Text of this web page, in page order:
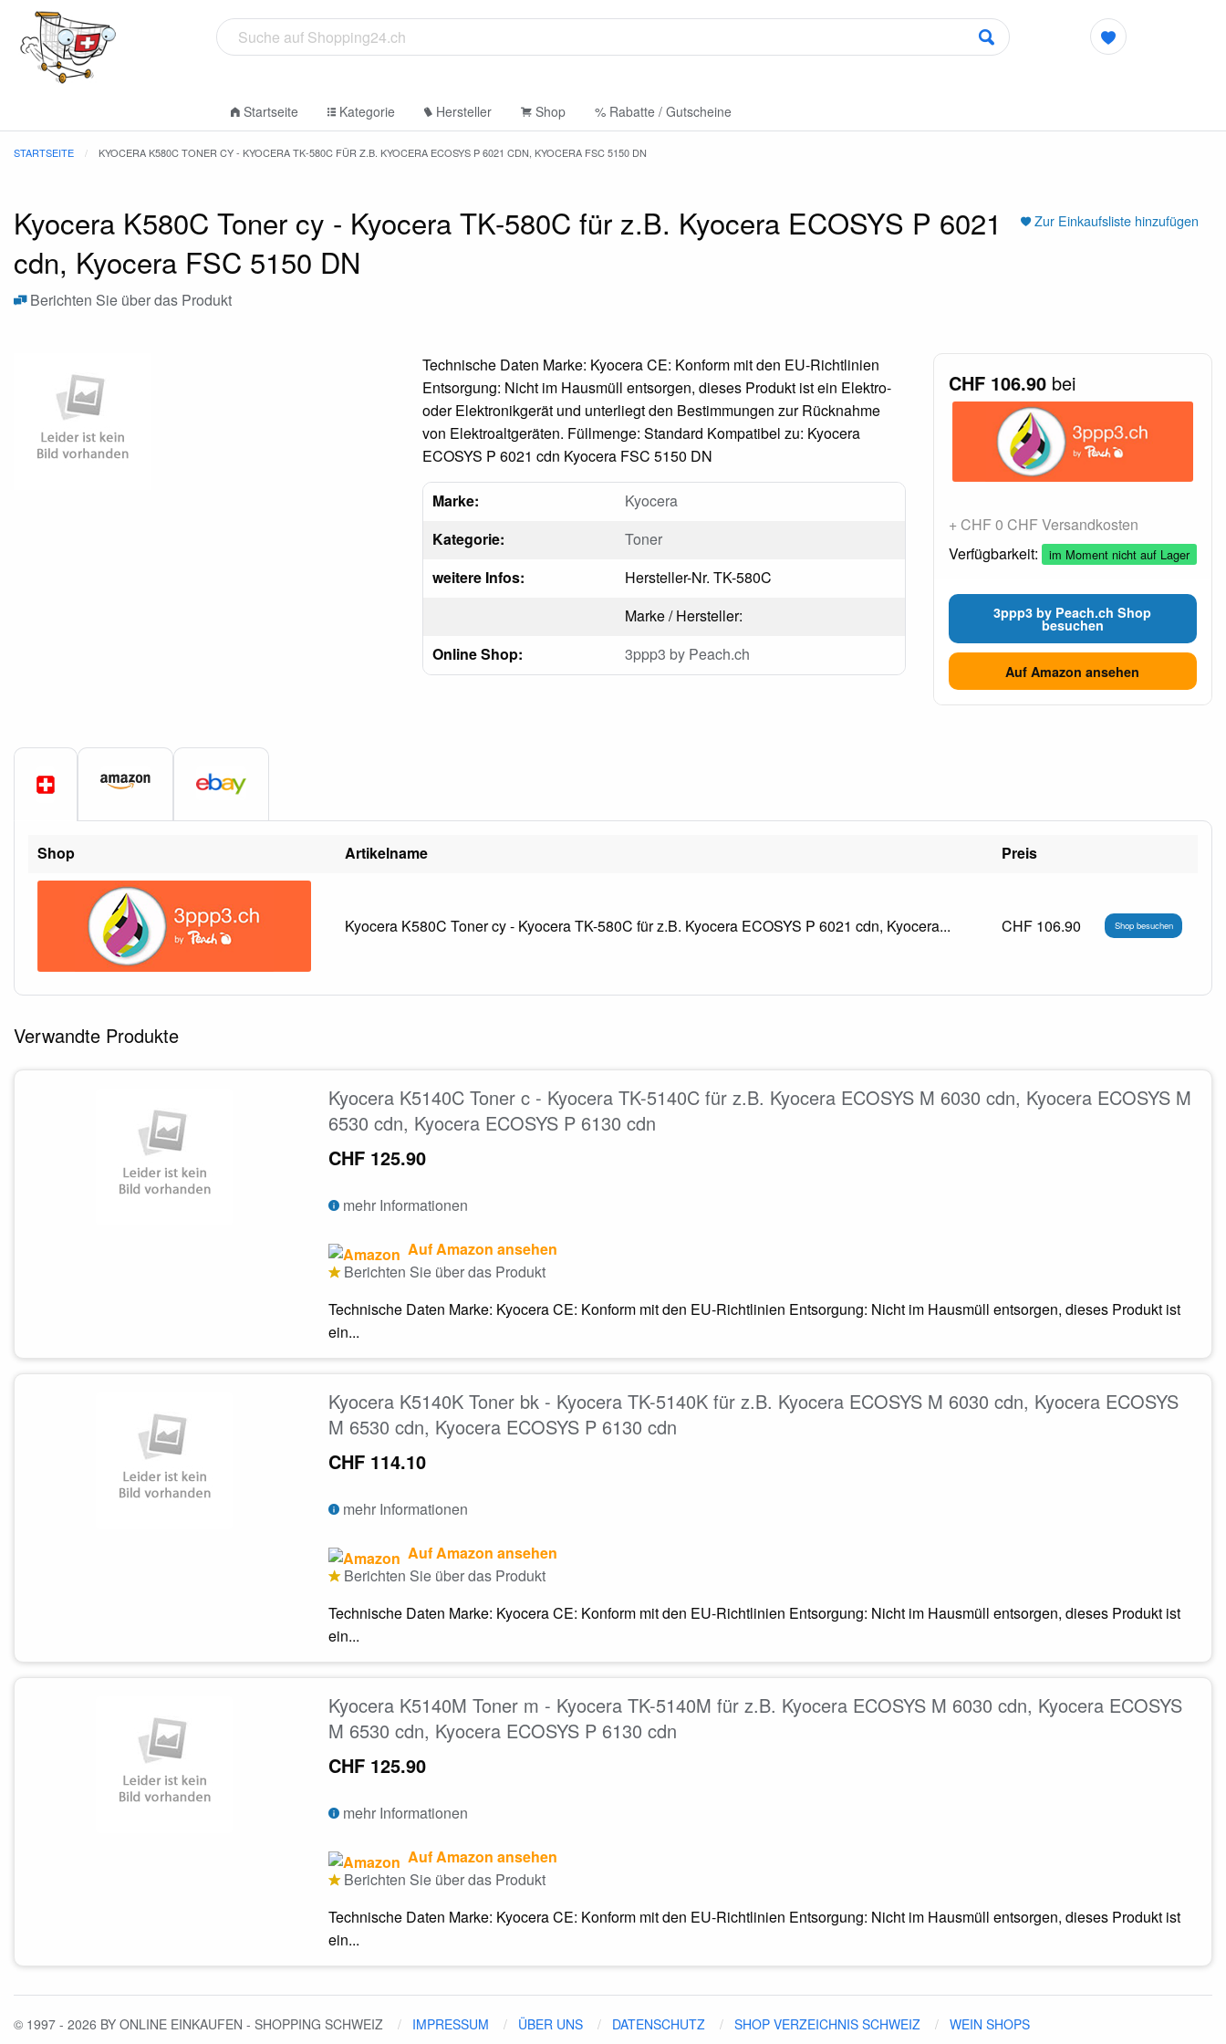
Startseite Kategorie Hersteller Shop % Rabatte / Gutscheine
STARTSEITE KYOCERA K580C TONER CY - KYOCERA TK-580C FÜR Z.B. KYOCERA ECOSYS P 6021 CDN, KYOCERA FSC 5150 DN
Zur Einkaufsliste hinzufügen
Kyocera K580C Toner cy - Kyocera TK-580C für z.B. Kyocera ECOSYS P 6021
cdn, Kyocera FSC 5150 DN
Berichten Sie über das Produkt
Technische Daten Marke: Kyocera CE: Konform mit den EU-Richtlinien
Entsorgung: Nicht im Hausmüll entsorgen, dieses Produkt ist ein Elektro-
oder Elektronikgerät und unterliegt den Bestimmungen zur Rücknahme
von Elektroaltgeräten. Füllmenge: Standard Kompatibel zu: Kyocera
ECOSYS P 6021 cdn Kyocera FSC 5150 DN
Marke:
Kyocera
Kategorie:
Toner
weitere Infos:
Hersteller-Nr. TK-580C
Marke / Hersteller:
Online Shop:
3ppp3 by Peach.ch
CHF 106.90bei
+ CHF 0 CHF Versandkosten
Verfügbarkeit:
im Moment nicht auf Lager
3ppp3 by Peach.ch Shop
besuchen
Auf Amazon ansehen
Shop Artikelname Preis
Kyocera K580C Toner cy - Kyocera TK-580C für z.B. Kyocera ECOSYS P 6021 cdn, Kyocera... CHF 106.90 Shop besuchen
Verwandte Produkte
Kyocera K5140C Toner c - Kyocera TK-5140C für z.B. Kyocera ECOSYS M 6030 cdn, Kyocera ECOSYS M
6530 cdn, Kyocera ECOSYS P 6130 cdn
CHF 125.90
mehr Informationen
Auf Amazon ansehen
Berichten Sie über das Produkt
Technische Daten Marke: Kyocera CE: Konform mit den EU-Richtlinien Entsorgung: Nicht im Hausmüll entsorgen, dieses Produkt ist
ein...
Kyocera K5140K Toner bk - Kyocera TK-5140K für z.B. Kyocera ECOSYS M 6030 cdn, Kyocera ECOSYS
M 6530 cdn, Kyocera ECOSYS P 6130 cdn
CHF 114.10
mehr Informationen
Auf Amazon ansehen
Berichten Sie über das Produkt
Technische Daten Marke: Kyocera CE: Konform mit den EU-Richtlinien Entsorgung: Nicht im Hausmüll entsorgen, dieses Produkt ist
ein...
Kyocera K5140M Toner m - Kyocera TK-5140M für z.B. Kyocera ECOSYS M 6030 cdn, Kyocera ECOSYS
M 6530 cdn, Kyocera ECOSYS P 6130 cdn
CHF 125.90
mehr Informationen
Auf Amazon ansehen
Berichten Sie über das Produkt
Technische Daten Marke: Kyocera CE: Konform mit den EU-Richtlinien Entsorgung: Nicht im Hausmüll entsorgen, dieses Produkt ist
ein...
© 1997 - 2026 BY ONLINE EINKAUFEN - SHOPPING SCHWEIZ IMPRESSUM ÜBER UNS DATENSCHUTZ SHOP VERZEICHNIS SCHWEIZ WEIN SHOPS